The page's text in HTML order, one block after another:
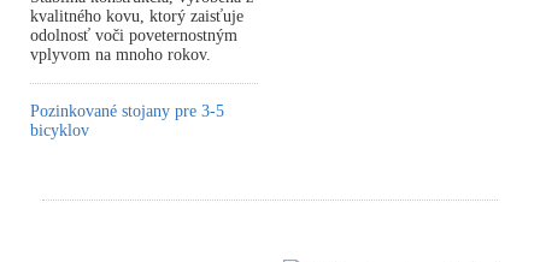
kvalitného kovu, ktorý zaisťuje
odolnosť voči poveternostným
vplyvom na mnoho rokov.
Pozinkované stojany pre 3-5
bicyklov